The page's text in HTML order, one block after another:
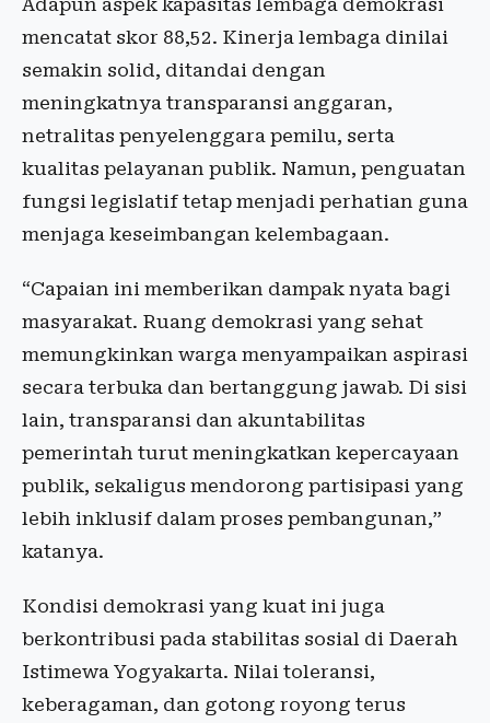
Adapun aspek kapasitas lembaga demokrasi
mencatat skor 88,52. Kinerja lembaga dinilai
semakin solid, ditandai dengan
meningkatnya transparansi anggaran,
netralitas penyelenggara pemilu, serta
kualitas pelayanan publik. Namun, penguatan
fungsi legislatif tetap menjadi perhatian guna
menjaga keseimbangan kelembagaan.
“Capaian ini memberikan dampak nyata bagi
masyarakat. Ruang demokrasi yang sehat
memungkinkan warga menyampaikan aspirasi
secara terbuka dan bertanggung jawab. Di sisi
lain, transparansi dan akuntabilitas
pemerintah turut meningkatkan kepercayaan
publik, sekaligus mendorong partisipasi yang
lebih inklusif dalam proses pembangunan,”
katanya.
Kondisi demokrasi yang kuat ini juga
berkontribusi pada stabilitas sosial di Daerah
Istimewa Yogyakarta. Nilai toleransi,
keberagaman, dan gotong royong terus